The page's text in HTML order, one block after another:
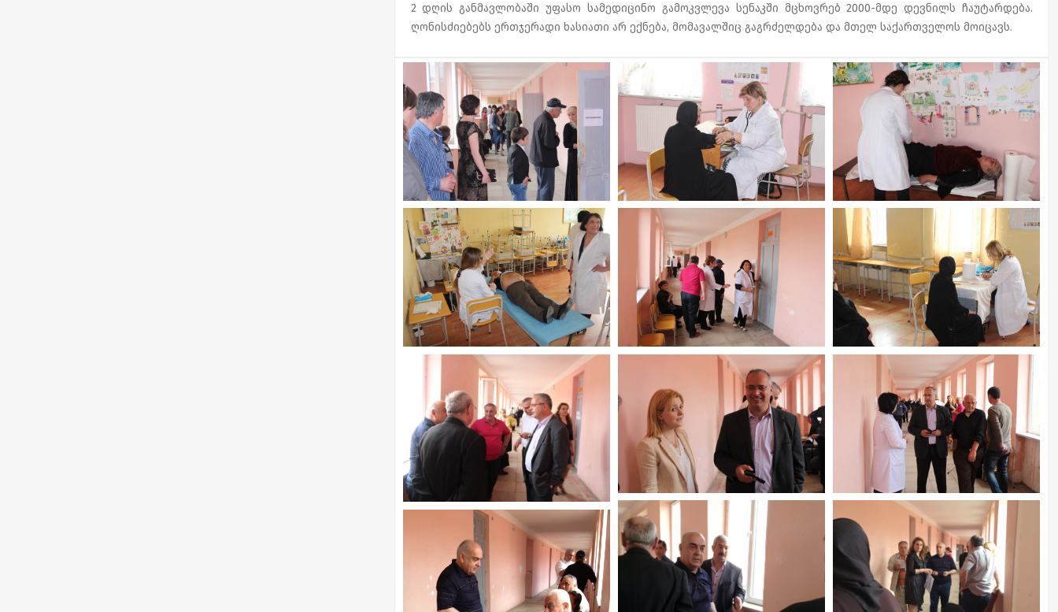
2 დღის განმავლობაში უფასო სამედიცინო გამოკვლევა სენაკში მცხოვრებ 2000-მდე დევნილს ჩაუტარდება.
ღონისძიებებს ერთჯერადი ხასიათი არ ექნება, მომავალშიც გაგრძელდება და მთელ საქართველოს მოიცავს.